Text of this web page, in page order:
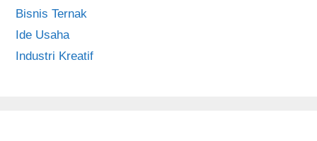
Bisnis Ternak
Ide Usaha
Industri Kreatif